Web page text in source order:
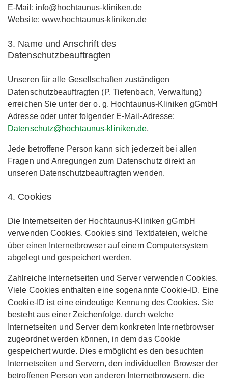
E-Mail: info@hochtaunus-kliniken.de
Website: www.hochtaunus-kliniken.de
3. Name und Anschrift des
Datenschutzbeauftragten
Unseren für alle Gesellschaften zuständigen
Datenschutzbeauftragten (P. Tiefenbach, Verwaltung)
erreichen Sie unter der o. g. Hochtaunus-Kliniken gGmbH
Adresse oder unter folgender E-Mail-Adresse:
Datenschutz@hochtaunus-kliniken.de.
Jede betroffene Person kann sich jederzeit bei allen
Fragen und Anregungen zum Datenschutz direkt an
unseren Datenschutzbeauftragten wenden.
4. Cookies
Die Internetseiten der Hochtaunus-Kliniken gGmbH
verwenden Cookies. Cookies sind Textdateien, welche
über einen Internetbrowser auf einem Computersystem
abgelegt und gespeichert werden.
Zahlreiche Internetseiten und Server verwenden Cookies.
Viele Cookies enthalten eine sogenannte Cookie-ID. Eine
Cookie-ID ist eine eindeutige Kennung des Cookies. Sie
besteht aus einer Zeichenfolge, durch welche
Internetseiten und Server dem konkreten Internetbrowser
zugeordnet werden können, in dem das Cookie
gespeichert wurde. Dies ermöglicht es den besuchten
Internetseiten und Servern, den individuellen Browser der
betroffenen Person von anderen Internetbrowsern, die